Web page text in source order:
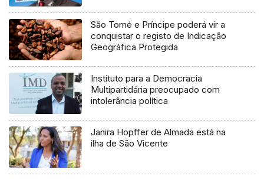
São Tomé e Príncipe poderá vir a
conquistar o registo de Indicação
Geográfica Protegida
Instituto para a Democracia
Multipartidária preocupado com
intolerância política
Janira Hopffer de Almada está na
ilha de São Vicente